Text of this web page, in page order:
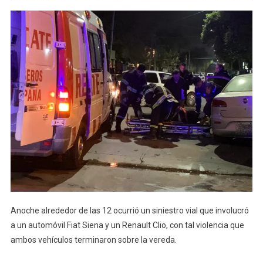
Anoche alrededor de las 12 ocurrió un siniestro vial que involucró
a un automóvil Fiat Siena y un Renault Clio, con tal violencia que
ambos vehículos terminaron sobre la vereda.